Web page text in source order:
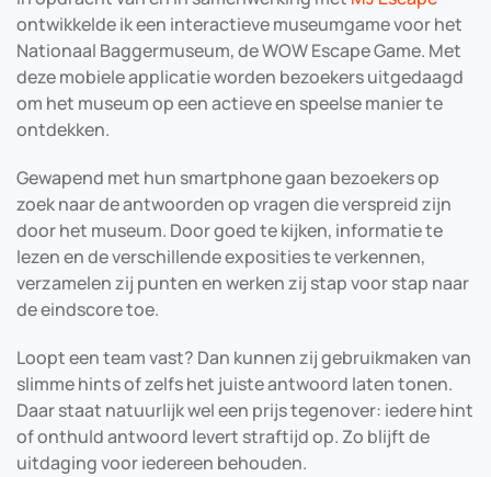
ontwikkelde ik een interactieve museumgame voor het
Nationaal Baggermuseum, de WOW Escape Game. Met
deze mobiele applicatie worden bezoekers uitgedaagd
om het museum op een actieve en speelse manier te
ontdekken.
Gewapend met hun smartphone gaan bezoekers op
zoek naar de antwoorden op vragen die verspreid zijn
door het museum. Door goed te kijken, informatie te
lezen en de verschillende exposities te verkennen,
verzamelen zij punten en werken zij stap voor stap naar
de eindscore toe.
Loopt een team vast? Dan kunnen zij gebruikmaken van
slimme hints of zelfs het juiste antwoord laten tonen.
Daar staat natuurlijk wel een prijs tegenover: iedere hint
of onthuld antwoord levert straftijd op. Zo blijft de
uitdaging voor iedereen behouden.